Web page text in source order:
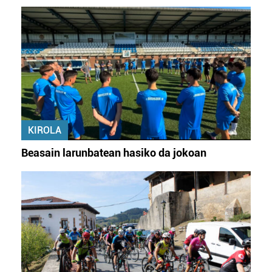
datuen atalean. Edozein unetan alda edo ken dezakezu
zure baimena Cookieen adierazpenean.
Webgune honek cookie propioak eta hirugarrenen cookie-
fitxategiak erabiltzen ditu. Zure esperientzia eta
zerbitzuak hobetzeko asmoz, cookie teknologiaz
baliatzen gara. Ohar hau onartuz gero, teknologia hori
erabiltzeko baimen esplizitua ematen diguzu.Gehiago
irakurri
KIROLA
Beasain larunbatean hasiko da jokoan